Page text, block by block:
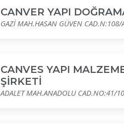
CANVER YAPI
GAZİ MAH.HASAN GÜVEN
CANVES YAPI
ŞİRKETİ
ADALET MAH.ANADOLU CAD.NO:41/